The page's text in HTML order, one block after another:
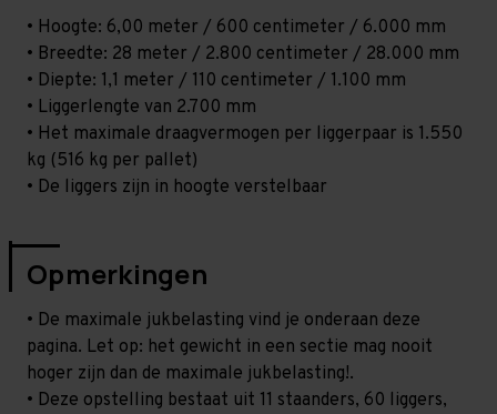
• Hoogte: 6,00 meter / 600 centimeter / 6.000 mm
• Breedte: 28 meter / 2.800 centimeter / 28.000 mm
• Diepte: 1,1 meter / 110 centimeter / 1.100 mm
• Liggerlengte van 2.700 mm
• Het maximale draagvermogen per liggerpaar is 1.550
kg (516 kg per pallet)
• De liggers zijn in hoogte verstelbaar
Opmerkingen
• De maximale jukbelasting vind je onderaan deze
pagina. Let op: het gewicht in een sectie mag nooit
hoger zijn dan de maximale jukbelasting!.
• Deze opstelling bestaat uit 11 staanders, 60 liggers,